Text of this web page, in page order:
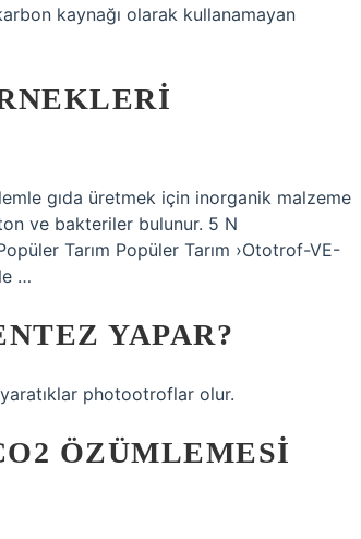
kaynağı olarak kullanamayan
gıda üretmek için inorganik malzeme
ve bakteriler bulunur. 5 N
Tarım Popüler Tarım ›Ototrof-VE-
…
YAPAR?
photootroflar olur.
ÖZÜMLEMESI